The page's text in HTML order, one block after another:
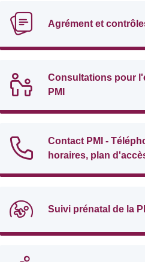
Agrément et
Consultations pour
PMI
Contact PMI -
horaires, plan
Suivi prénatal de la